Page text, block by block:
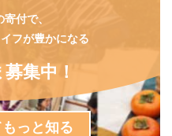
付で、
フが豊かになる
集中！
っと知る